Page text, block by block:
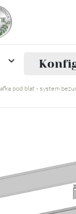

pod blat - system